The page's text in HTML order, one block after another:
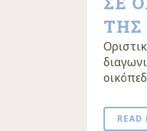
ΤΗΣ
READ